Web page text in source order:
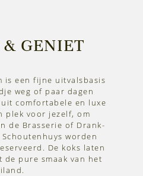
& GENIET
is een fijne uitvalsbasis
weg of paar dagen
uit comfortabele en luxe
plek voor jezelf, om
de Brasserie of Drank-
worden
De koks laten
de pure smaak van het